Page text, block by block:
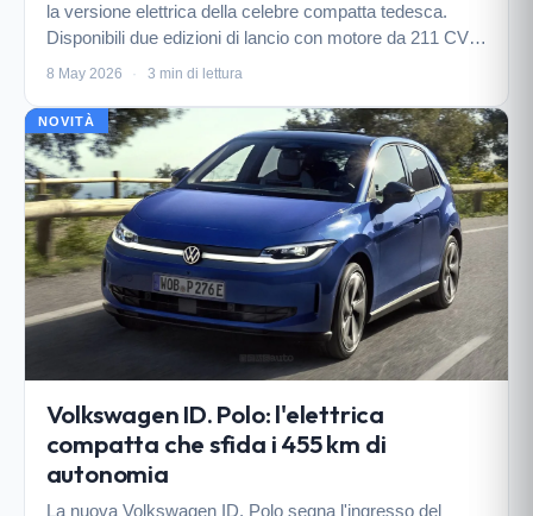
la versione elettrica della celebre compatta tedesca.
Disponibili due edizioni di lancio con motore da 211 CV e
batteria da 52 kWh, capace di oltre 450 km di autonomia.
8 May 2026 · 3 min di lettura
NOVITÀ
Volkswagen ID. Polo: l'elettrica
compatta che sfida i 455 km di
autonomia
La nuova Volkswagen ID. Polo segna l'ingresso del